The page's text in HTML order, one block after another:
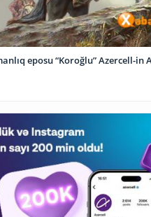
eposu “Koroğlu” Azercell-